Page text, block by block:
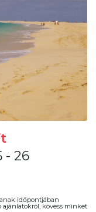
- 26
időpontjában
ajánlatokról, kövess minket